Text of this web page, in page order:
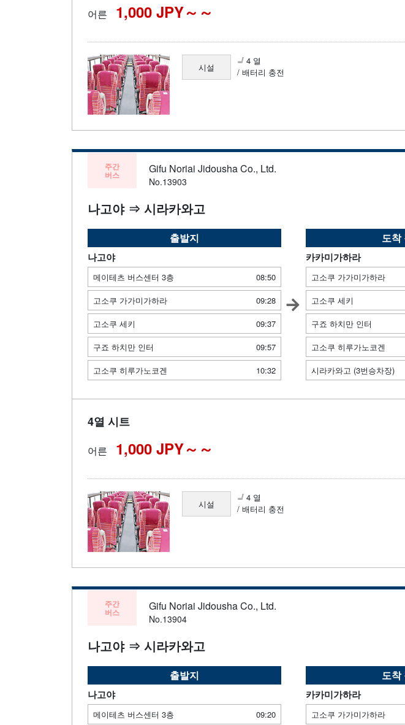
어른 1,000 JPY～
시설
4 열
/ 배터리 충전
주간
버스 Gifu Noriai Jidousha Co., Ltd.
No.13903
나고야 ⇒ 시라카와고
출발지
나고야
메이테츠 버스센터 3층
08:50
고소쿠 가가미가하라
09:28
고소쿠 세키
09:37
구죠 하치만 인터
09:57
고소쿠 히루가노코겐
10:32
도착
카카미가하라
고소쿠 가가미가하라
고소쿠 세키
구죠 하치만 인터
고소쿠 히루가노코겐
시라카와고 (3번승차장)
4열 시트
어른 1,000 JPY～
시설
4 열
/ 배터리 충전
주간
버스 Gifu Noriai Jidousha Co., Ltd.
No.13904
나고야 ⇒ 시라카와고
출발지
나고야
메이테츠 버스센터 3층 09:20
도착
카카미가하라
고소쿠 가가미가하라